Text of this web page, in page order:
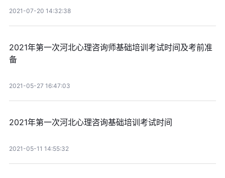
2021-07-20 14:32:38
2021年第一次河北心理咨询师基础培训考试时间及考前准
备
2021-05-27 16:47:03
2021年第一次河北心理咨询基础培训考试时间
2021-05-11 14:55:32